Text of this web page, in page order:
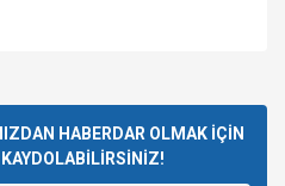
HABERDAR OLMAK İÇİN